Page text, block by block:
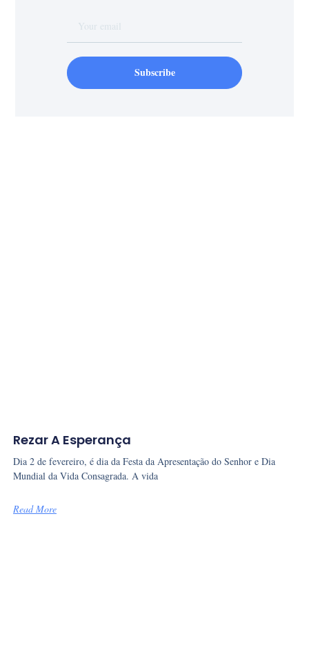
Subscribe
Rezar A Esperança
Dia 2 de fevereiro, é dia da Festa da Apresentação do Senhor e Dia
Mundial da Vida Consagrada. A vida
Read More